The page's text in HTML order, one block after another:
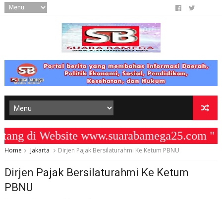
Website www.suarabamega25.com "
Home Jakarta Dirjen Pajak Bersilaturahmi Ke Ketum PBNU
Dirjen Pajak Bersilaturahmi Ke Ketum
PBNU